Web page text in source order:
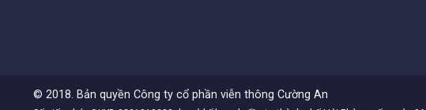
point
© 2018. Bản quyền Công ty cổ phần viễn thông Cường An